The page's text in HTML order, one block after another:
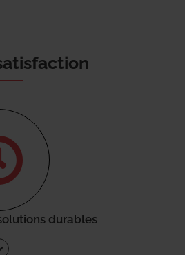
durables